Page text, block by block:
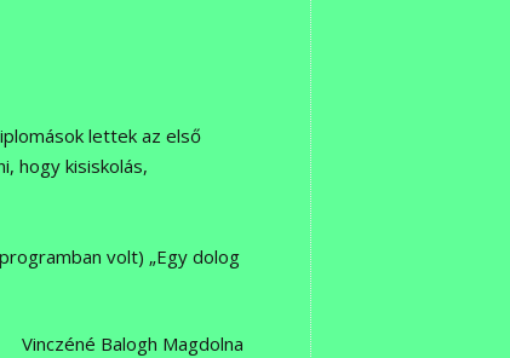
lettek az első
hogy kisiskolás,
volt) „Egy dolog
Vinczéné Balogh Magdolna